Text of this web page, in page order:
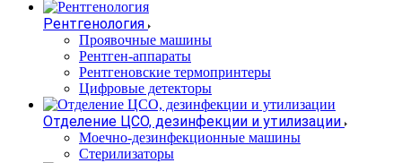
Рентгенология
Проявочные машины
Рентген-аппараты
Рентгеновские термопринтеры
Цифровые детекторы
Отделение ЦСО, дезинфекции и утилизации
Моечно-дезинфекционные машины
Стерилизаторы